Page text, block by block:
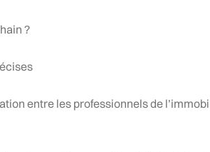
?
entre les professionnels de